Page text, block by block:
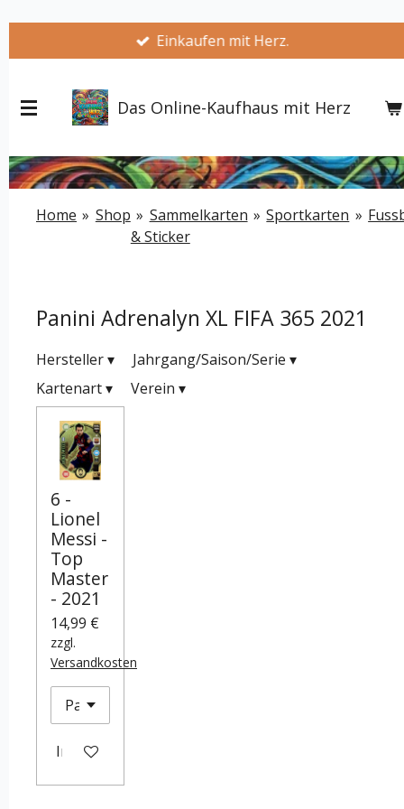
springen
Einkaufen mit Herz.
Das Online-Kaufhaus mit Herz
Home » Shop » Sammelkarten
& Sticker
» Sportkarten »
Panini Adrenalyn XL FIFA 365 2021
Hersteller▾ Jahrgang/Saison/Serie ▾
Kartenart▾ Verein ▾
6 -
Lionel
Messi -
Top
Master
- 2021
14,99 €
zzgl.
Versandkosten
In den Warenkorb